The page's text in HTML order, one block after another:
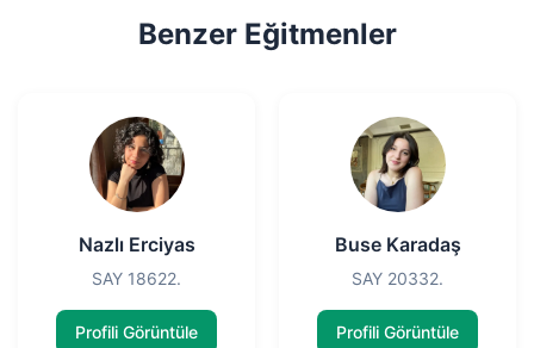
Benzer Eğitmenler
Nazlı Erciyas
SAY 18622.
Profili Görüntüle
Buse Karadaş
SAY 20332.
Profili Görüntüle